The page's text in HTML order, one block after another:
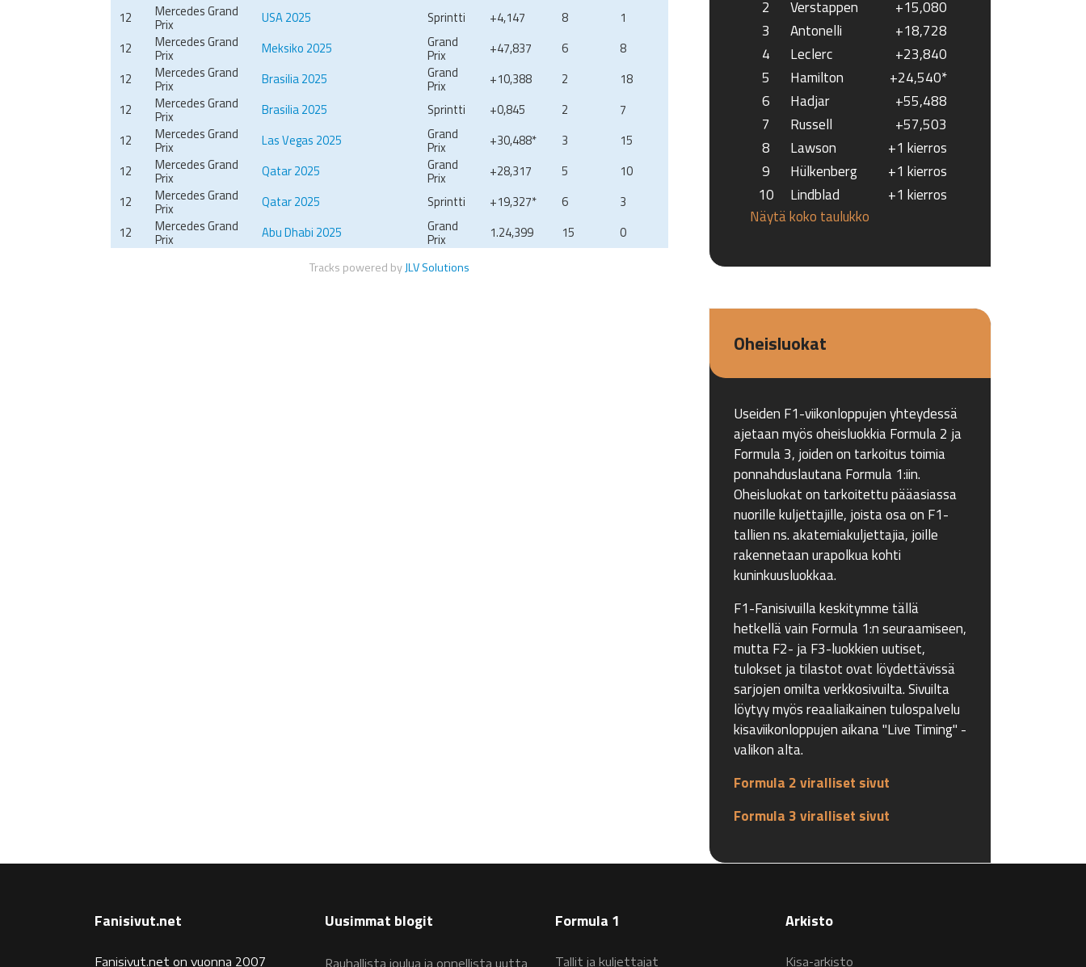
12
Mercedes Grand
Prix USA 2025 Sprintti +4,147 8
1
12
Mercedes Grand
Prix Meksiko 2025 Grand
Prix +47,837 6
8
12
Mercedes Grand
Prix Brasilia 2025 Grand
Prix +10,388 2
18
12
Mercedes Grand
Prix Brasilia 2025 Sprintti +0,845 2
7
12
Mercedes Grand
Prix Las Vegas 2025 Grand
Prix +30,488* 3
15
12
Mercedes Grand
Prix Qatar 2025 Grand
Prix +28,317 5
10
12
Mercedes Grand
Prix Qatar 2025 Sprintti +19,327* 6
3
12
Mercedes Grand
Prix Abu Dhabi 2025 Grand
Prix 1.24,399 15 0
Tracks powered byJLV Solutions
2
Verstappen
+15,080
3
Antonelli
+18,728
4
Leclerc
+23,840
5
Hamilton
+24,540*
6
Hadjar
+55,488
7
Russell
+57,503
8
Lawson
+1 kierros
9
Hülkenberg
+1 kierros
10
Lindblad
+1 kierros
Näytä koko taulukko
Oheisluokat
Useiden F1-viikonloppujen yhteydessä
ajetaan myös oheisluokkia Formula 2 ja
Formula 3, joiden on tarkoitus toimia
ponnahduslautana Formula 1:iin.
Oheisluokat on tarkoitettu pääasiassa
nuorille kuljettajille, joista osa on F1-
tallien ns. akatemiakuljettajia, joille
rakennetaan urapolkua kohti
kuninkuusluokkaa.
F1-Fanisivuilla keskitymme tällä
hetkellä vain Formula 1:n seuraamiseen,
mutta F2- ja F3-luokkien uutiset,
tulokset ja tilastot ovat löydettävissä
sarjojen omilta verkkosivuilta. Sivuilta
löytyy myös reaaliaikainen tulospalvelu
kisaviikonloppujen aikana "Live Timing" -
valikon alta.
Formula 2 viralliset sivut
Formula 3 viralliset sivut
Fanisivut.net
Fanisivut.net on vuonna 2007
Uusimmat blogit
Rauhallista joulua ja onnellista uutta
Formula 1
Tallit ja kuljettajat
Arkisto
Kisa-arkisto